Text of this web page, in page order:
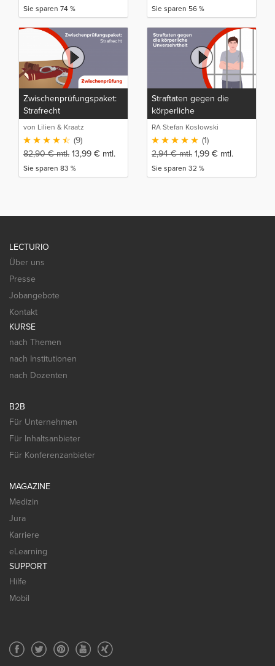
Sie sparen 74 % Sie sparen 56 %
Zwischenprüfungspaket:
Strafrecht
von Lilien & Kraatz
(9)
82,90€mtl. 13,99 € mtl.
Sie sparen 83 %
Straftaten gegen die
körperliche
Unversehrtheit
RA Stefan Koslowski
(1)
2,94€mtl. 1,99 € mtl.
Sie sparen 32 %
LECTURIO
Über uns
Presse
Jobangebote
Kontakt
KURSE
nach Themen
nach Institutionen
nach Dozenten
B2B
Für Unternehmen
Für Inhaltsanbieter
Für Konferenzanbieter
MAGAZINE
Medizin
Jura
Karriere
eLearning
SUPPORT
Hilfe
Mobil